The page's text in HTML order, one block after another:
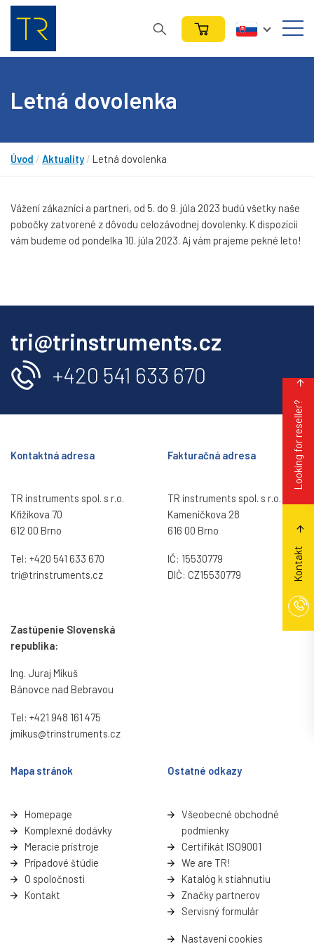
Letná dovolenka
Úvod / Aktuality / Letná dovolenka
Vážení zákazníci a partneri, od 5. do 9. júla 2023 budú všetky naše
pobočky zatvorené z dôvodu celozávodnej dovolenky. K dispozícii
vám budeme od pondelka 10. júla 2023. Aj vám prajeme pekné leto!
tri@trinstruments.cz
+420 541 633 670
Kontaktná adresa
TR instruments spol. s r.o.
Křižíkova 70
612 00 Brno
Tel: +420 541 633 670
tri@trinstruments.cz
Zastúpenie Slovenská
republika:
Ing. Juraj Mikuš
Bánovce nad Bebravou
Tel: +421 948 161 475
jmikus@trinstruments.cz
Fakturačná adresa
TR instruments spol. s r.o.
Kameníčkova 28
616 00 Brno
IČ: 15530779
DIČ: CZ15530779
Mapa stránok
Homepage
Komplexné dodávky
Meracie prístroje
Prípadové štúdie
O spoločnosti
Kontakt
Ostatné odkazy
Všeobecné obchodné
podmienky
Certifikát ISO9001
We are TR!
Katalóg k stiahnutiu
Značky partnerov
Servisný formulár
Nastavení cookies
Kontakt
Looking for reseller?